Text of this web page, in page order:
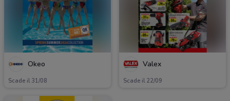
Okeo
Scade il 31/08
Valex
Scade il 22/09